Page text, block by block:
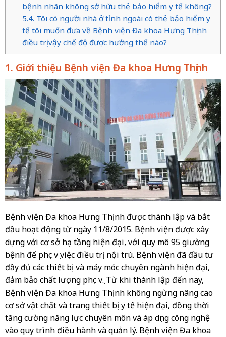
bệnh nhân không sở hữu thẻ bảo hiểm y tế không?
5.4. Tôi có người nhà ở tỉnh ngoài có thẻ bảo hiểm y
tế tôi muốn đưa về Bệnh viện Đa khoa Hưng Thịnh
điều trị vậy chế độ được hưởng thế nào?
1. Giới thiệu Bệnh viện Đa khoa Hưng Thịnh
Bệnh viện Đa khoa Hưng Thịnh được thành lập và bắt
đầu hoạt động từ ngày 11/8/2015. Bệnh viện được xây
dựng với cơ sở hạ tầng hiện đại, với quy mô 95 giường
bệnh để phục vụ việc điều trị nội trú. Bệnh viện đã đầu tư
đầy đủ các thiết bị và máy móc chuyên ngành hiện đại,
đảm bảo chất lượng phục vụ. Từ khi thành lập đến nay,
Bệnh viện Đa khoa Hưng Thịnh không ngừng nâng cao
cơ sở vật chất và trang thiết bị y tế hiện đại, đồng thời
tăng cường năng lực chuyên môn và áp dụng công nghệ
vào quy trình điều hành và quản lý. Bệnh viện Đa khoa